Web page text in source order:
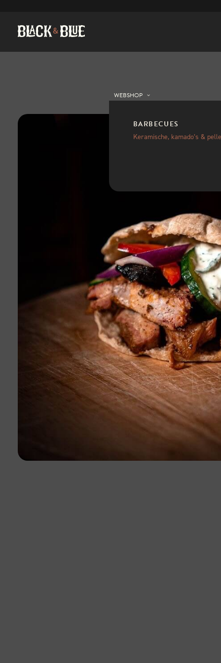
WEBSHOP
BARBECUES
Keramische, kamado’s &